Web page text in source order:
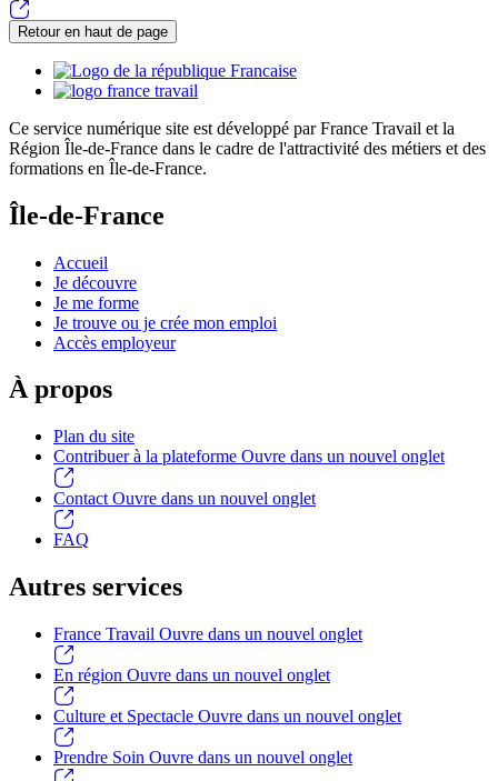
Retour en haut de page
Ce service numérique site est développé par France Travail et la
Région Île-de-France dans le cadre de l'attractivité des métiers et des
formations en Île-de-France.
Île-de-France
Accueil
Je découvre
Je me forme
Je trouve ou je crée mon emploi
Accès employeur
À propos
Plan du site
Contribuer à la plateforme Ouvre dans un nouvel onglet
Contact Ouvre dans un nouvel onglet
FAQ
Autres services
France Travail Ouvre dans un nouvel onglet
En région Ouvre dans un nouvel onglet
Culture et Spectacle Ouvre dans un nouvel onglet
Prendre Soin Ouvre dans un nouvel onglet